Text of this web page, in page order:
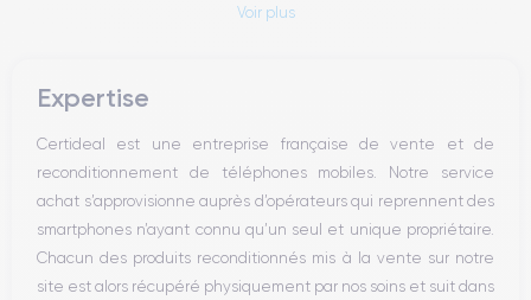
Haut parleur
Bouton Home
Bluetooth
WiFi
Réseau
Vibreur
Prise USB
Voir plus
Expertise
Certideal est une entreprise française de vente et de
reconditionnement de téléphones mobiles. Notre service
achat s’approvisionne auprès d’opérateurs qui reprennent des
smartphones n’ayant connu qu’un seul et unique propriétaire.
Chacun des produits reconditionnés mis à la vente sur notre
site est alors récupéré physiquement par nos soins et suit dans